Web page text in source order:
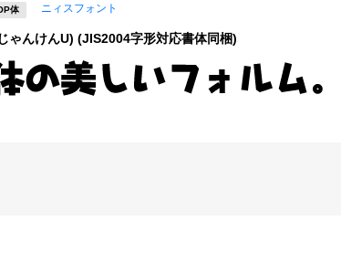
体 ニィスフォント
ゃんけんU) (JIS2004字形対応書体同梱)